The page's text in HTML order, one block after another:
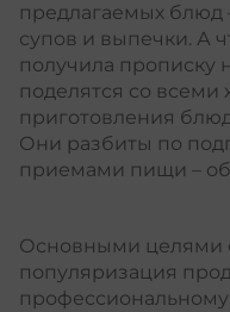
предлагаемых блюд
супов и выпечки. А
получила прописку
поделятся со
приготовления
Они разбиты по
приемами пищи –
Основными целями
популяризация